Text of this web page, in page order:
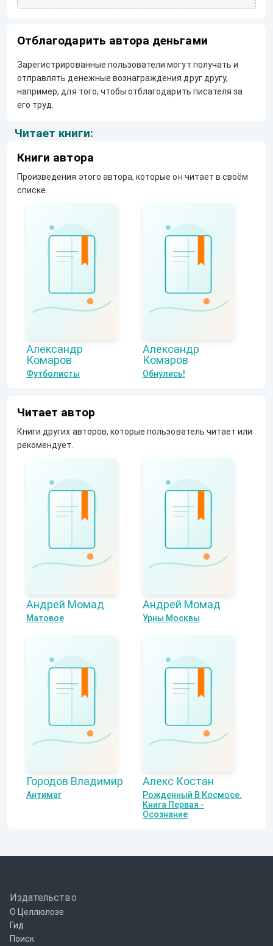
Отблагодарить автора деньгами
Зарегистрированные пользователи могут получать и
отправлять денежные вознаграждения друг другу,
например, для того, чтобы отблагодарить писателя за
его труд.
Читает книги:
Книги автора
Произведения этого автора, которые он читает в своём
списке.
Александр
Комаров
Футболисты
Александр
Комаров
Обнулись!
Читает автор
Книги других авторов, которые пользователь читает или
рекомендует.
Андрей Момад
Матовое
Андрей Момад
Урны Москвы
Городов Владимир
Антимаг
Алекс Костан
Рожденный В Космосе.
Книга Первая -
Осознание
Издательство
О Целлюлозе
Гид
Поиск